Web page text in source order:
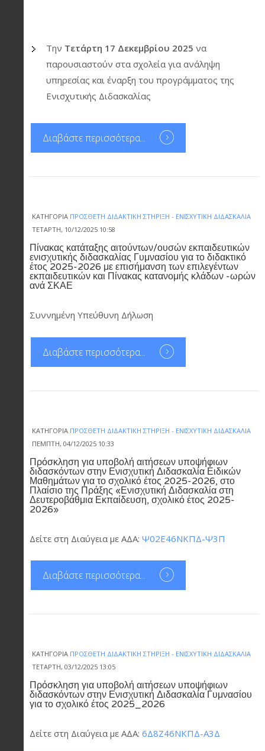
Την Τετάρτη 17 Δεκεμβρίου 2025 να
παρουσιαστούν στα σχολεία για ανάληψη
υπηρεσίας και έναρξη του προγράμματος της
Ενισχυτικής Διδασκαλίας
Διαβάστε περισσότερα...
ΚΑΤΗΓΟΡΊΑ ΠΡΌΣΘΕΤΗ ΔΙΔΑΚΤΙΚΉ ΣΤΉΡΙΞΗ - ΕΝΙΣΧΥΤΙΚΉ ΔΙΔΑΣΚΑΛΊΑ
ΤΕΤΆΡΤΗ, 10/12/2025 10:58
Πίνακας κατάταξης αιτούντων/ουσών εκπαιδευτικών
ενισχυτικής διδασκαλίας Γυμνασίου για το διδακτικό
έτος 2025-2026 με επισήμανση των επιλεγέντων
εκπαιδευτικών και Πίνακας κατανομής κλάδων -ωρών
ανά ΣΚΑΕ
Συννημένη Υπεύθυνη Δήλωση
Διαβάστε περισσότερα...
ΚΑΤΗΓΟΡΊΑ ΠΡΌΣΘΕΤΗ ΔΙΔΑΚΤΙΚΉ ΣΤΉΡΙΞΗ - ΕΝΙΣΧΥΤΙΚΉ ΔΙΔΑΣΚΑΛΊΑ
ΠΈΜΠΤΗ, 04/12/2025 10:33
Πρόσκληση για υποβολή αιτήσεων υποψήφιων
διδασκόντων στην Ενισχυτική Διδασκαλία Ειδικών
Μαθημάτων για το σχολικό έτος 2025-2026, στο
Πλαίσιο της Πράξης «Ενισχυτική Διδασκαλία στη
Δευτεροβάθμια Εκπαίδευση, σχολικό έτος 2025-
2026»
Δείτε στη Διαύγεια με ΑΔΑ: Ψ02Ε46ΝΚΠΔ-Ψ3Π
Διαβάστε περισσότερα...
ΚΑΤΗΓΟΡΊΑ ΠΡΌΣΘΕΤΗ ΔΙΔΑΚΤΙΚΉ ΣΤΉΡΙΞΗ - ΕΝΙΣΧΥΤΙΚΉ ΔΙΔΑΣΚΑΛΊΑ
ΤΕΤΆΡΤΗ, 03/12/2025 13:05
Πρόσκληση για υποβολή αιτήσεων υποψήφιων
διδασκόντων στην Ενισχυτική Διδασκαλία Γυμνασίου
για το σχολικό έτος 2025_2026
Δείτε στη Διαύγεια με ΑΔΑ: 6Δ8Ζ46ΝΚΠΔ-Α3Δ